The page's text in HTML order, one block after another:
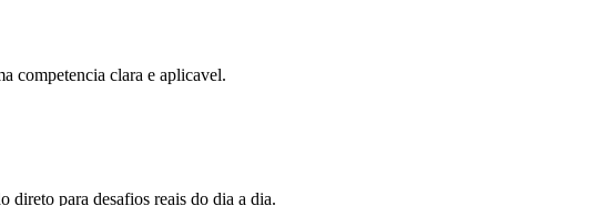
competencia clara e aplicavel.
direto para desafios reais do dia a dia.